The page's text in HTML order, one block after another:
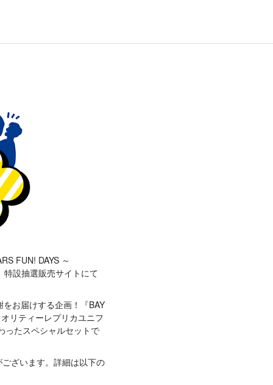
FUN! DAYS ～
設抽選販売サイトにて
お届けする企画！『BAY
リティーレプリカユニフ
ったスペシャルセットで
ざいます。詳細は以下の